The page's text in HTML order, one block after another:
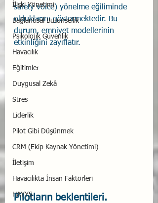
İlişki Yönetimi
Bağlantısal Bütünsellik
Psikolojik Güvenlik
Havacılık
Eğitimler
Duygusal Zekâ
Stres
Liderlik
Pilot Gibi Düşünmek
CRM (Ekip Kaynak Yönetimi)
İletişim
Havacılıkta İnsan Faktörleri
HAYYS
safety voice) yönelme eğiliminde
olduklarını göstermektedir. Bu
durum, emniyet modellerinin
etkinliğini zayıflatır.
Pilotların beklentileri.